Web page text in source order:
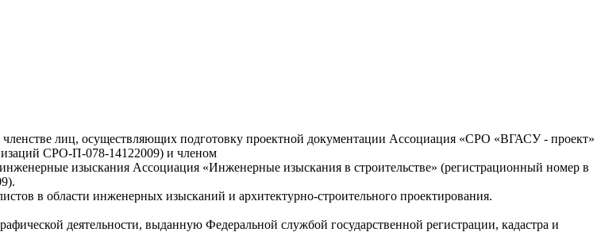
лиц, осуществляющих подготовку проектной документации Ассоциация «СРО «ВГАСУ - проект»
СРО-П-078-14122009) и членом
изыскания Ассоциация «Инженерные изыскания в строительстве» (регистрационный номер в
в области инженерных изысканий и архитектурно-строительного проектирования.
деятельности, выданную Федеральной службой государственной регистрации, кадастра и